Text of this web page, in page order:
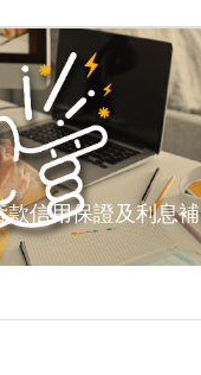
款信用保證及利息補